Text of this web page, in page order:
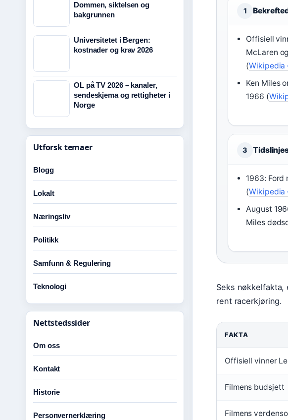
1
Offisiell
McLaren
(Wikipedia
Ken Miles
1966 (
3
1963: Ford
(Wikipedia
August
Miles
Seks nøkkelfakta,
rent racerkjøring.
FAKTA
Offisiell vinner
Filmens budsjett
Filmens
Dommen, siktelsen og
bakgrunnen
Universitetet i Bergen:
kostnader og krav 2026
OL på TV 2026 – kanaler,
sendeskjema og rettigheter i
Norge
Utforsk temaer
Blogg
Lokalt
Næringsliv
Politikk
Samfunn & Regulering
Teknologi
Nettstedssider
Om oss
Kontakt
Historie
Personvernerklæring